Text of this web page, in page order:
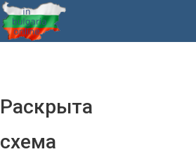
Раскрыта
схема